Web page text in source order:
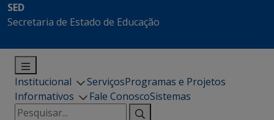
SED
Secretaria de Estado de Educação
Institucional ServiçosProgramas e Projetos
Informativos
Fale ConoscoSistemas
Pesquisar